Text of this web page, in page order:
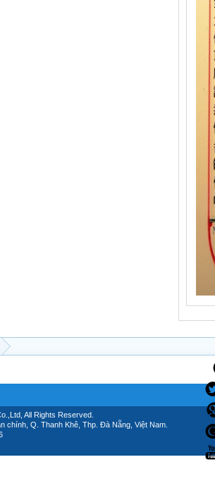
All Rights Reserved.
chính, Q. Thanh Khê, Thp. Đà Nẵng, Việt Nam.